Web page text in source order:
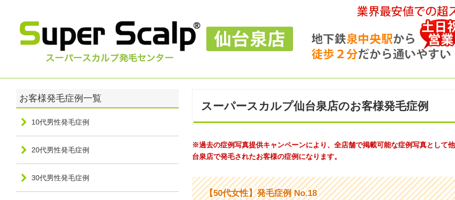
スーパースカルプ仙台泉店のお客様発毛症例
※過去の症例写真提供キャンペーンにより、全店舗で掲載可能な症例写真として
台泉店で発毛されたお客様の症例になります。
【50代女性】発毛症例 No.18
10代男性発毛症例
20代男性発毛症例
30代男性発毛症例